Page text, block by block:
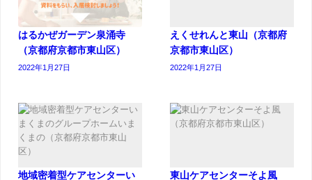
はるかぜガーデン泉涌寺
（京都府京都市東山区）
2022年1月27日
えくせれんと東山（京都府
京都市東山区）
2022年1月27日
地域密着型ケアセンターい
東山ケアセンターそよ風